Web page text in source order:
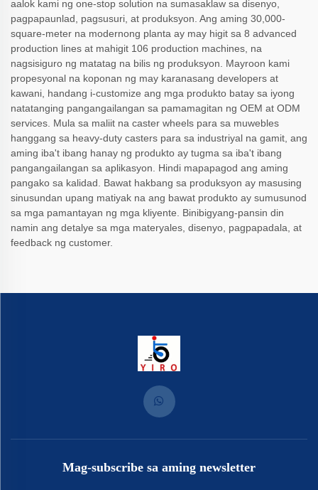
aalok kami ng one-stop solution na sumasaklaw sa disenyo,
pagpapaunlad, pagsusuri, at produksyon. Ang aming 30,000-
square-meter na modernong planta ay may higit sa 8 advanced
production lines at mahigit 106 production machines, na
nagsisiguro ng matatag na bilis ng produksyon. Mayroon kami
propesyonal na koponan ng may karanasang developers at
kawani, handang i-customize ang mga produkto batay sa iyong
natatanging pangangailangan sa pamamagitan ng OEM at ODM
services. Mula sa maliit na caster wheels para sa muwebles
hanggang sa heavy-duty casters para sa industriyal na gamit, ang
aming iba't ibang hanay ng produkto ay tugma sa iba't ibang
pangangailangan sa aplikasyon. Hindi mapapagod ang aming
pangako sa kalidad. Bawat hakbang sa produksyon ay masusing
sinusundan upang matiyak na ang bawat produkto ay sumusunod
sa mga pamantayan ng mga kliyente. Binibigyang-pansin din
namin ang detalye sa mga materyales, disenyo, pagpapadala, at
feedback ng customer.
Mag-subscribe sa aming newsletter